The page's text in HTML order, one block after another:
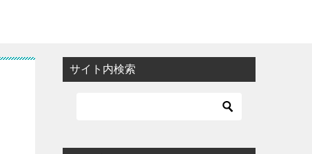
サイト内検索